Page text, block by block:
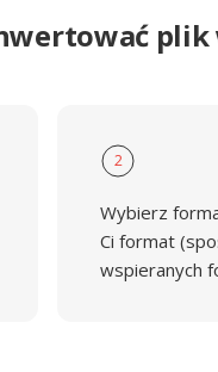
2
Wybierz
Ci format
wspieranych